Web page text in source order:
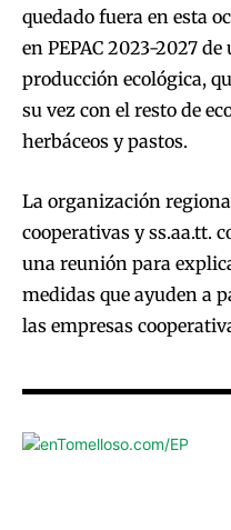
quedado fuera en esta
en PEPAC 2023-2027
producción ecológica,
su vez con el resto de
herbáceos y pastos.
La organización
cooperativas y ss.aa.tt.
una reunión para
medidas que ayuden a
las empresas